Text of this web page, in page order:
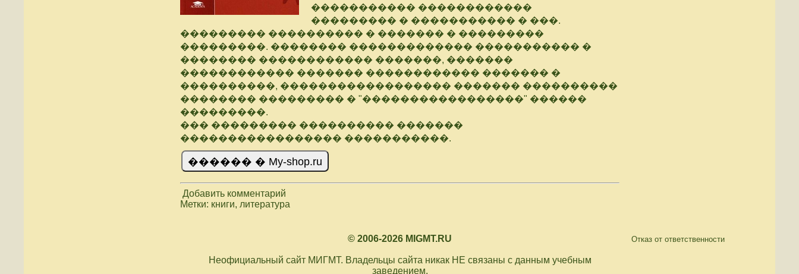
����������� ������������
��������� � ����������� � ���.
��������� ���������� � ������� � ���������
���������. �������� ������������� ����������� �
�������� ������������ �������, �������
������������ ������� ������������ ������� �
����������, ������������������ ������� ����������
�������� ��������� � "�����������������" ������
���������.
��� ��������� ���������� �������
����������������� �����������.
Добавить комментарий
Метки: книги, литература
© 2006-2026 MIGMT.RU
Неофициальный сайт МИГМТ. Владельцы сайта никак НЕ связаны с данным учебным
заведением.
Отказ от ответственности